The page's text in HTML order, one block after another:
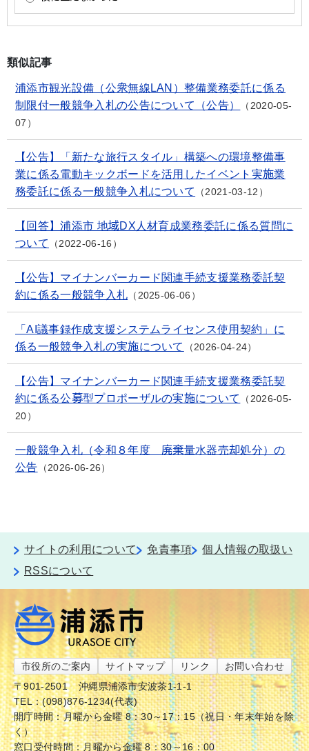
類似記事
浦添市観光設備（公衆無線LAN）整備業務委託に係る
制限付一般競争入札の公告について（公告）
2020-05-
07
【公告】「新たな旅行スタイル」構築への環境整備事
業に係る電動キックボードを活用したイベント実施業
務委託に係る一般競争入札について
2021-03-12
【回答】浦添市 地域DX人材育成業務委託に係る質問に
ついて
2022-06-16
【公告】マイナンバーカード関連手続支援業務委託契
約に係る一般競争入札
2025-06-06
「AI議事録作成支援システムライセンス使用契約」に
係る一般競争入札の実施について
2026-04-24
【公告】マイナンバーカード関連手続支援業務委託契
約に係る公募型プロポーザルの実施について
2026-05-
20
一般競争入札（令和８年度 廃棄量水器売却処分）の
公告
2026-06-26
サイトの利用について 免責事項
個人情報の取扱い
RSSについて
市役所のご案内 サイトマップ リンク
お問い合わせ
〒901-2501
沖縄県浦添市安波茶1-1-1
TEL：(098)876-1234(代表)
開庁時間：月曜から金曜 8：30～17：15（祝日・年末年始を除
く）
窓口受付時間：月曜から金曜 8：30～16：00